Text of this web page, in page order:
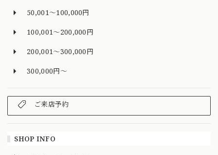
50,001～100,000円
100,001～200,000円
200,001～300,000円
300,000円～
ご来店予約
SHOP INFO